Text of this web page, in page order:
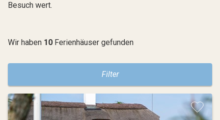
Besuch wert.
Wir haben 10 Ferienhäuser gefunden
Filter